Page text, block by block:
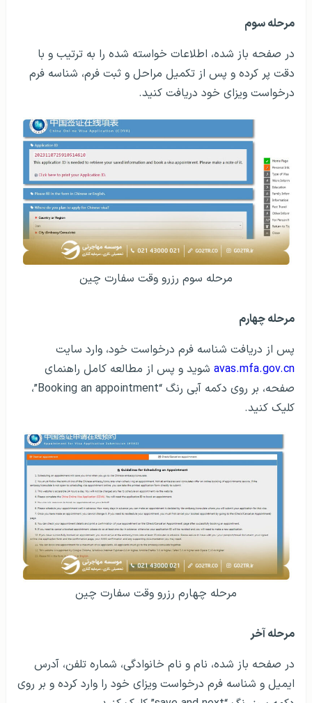
مرحله سوم
در صفحه باز شده، اطلاعات خواسته شده را به ترتیب و با
دقت پر کرده و پس از تکمیل مراحل و ثبت فرم، شناسه فرم
درخواست ویزای خود دریافت کنید.
مرحله سوم رزرو وقت سفارت چین
مرحله چهارم
پس از دریافت شناسه فرم درخواست خود، وارد سایت
avas.mfa.gov.cn شوید و پس از مطالعه کامل راهنمای
صفحه، بر روی دکمه آبی رنگ “Booking an appointment”،
کلیک کنید.
مرحله چهارم رزرو وقت سفارت چین
مرحله آخر
در صفحه باز شده، نام و نام خانوادگی، شماره تلفن، آدرس
ایمیل و شناسه فرم درخواست ویزای خود را وارد کرده و بر روی